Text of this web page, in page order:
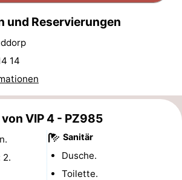
und Reservierungen
14
VIP 4 - PZ985
2.
Sanitär
Dusche.
Toilette.